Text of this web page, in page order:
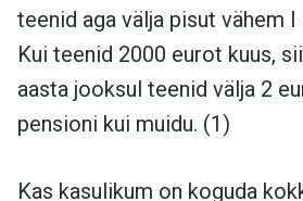
teenid aga välja pisut vähem I
Kui teenid 2000 eurot kuus,
aasta jooksul teenid välja 2
pensioni kui muidu. (1)
Kas kasulikum on koguda